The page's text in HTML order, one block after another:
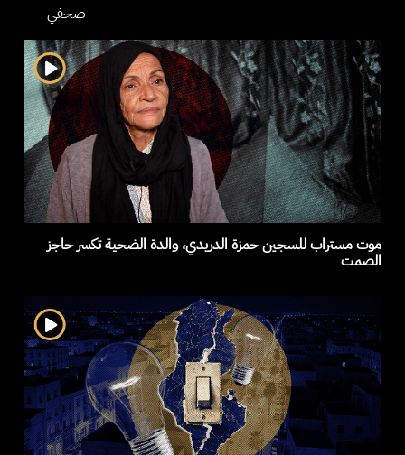
صحفي
موت مستراب للسجين حمزة الدريدي، والدة الضحية تكسر حاجز
الصمت